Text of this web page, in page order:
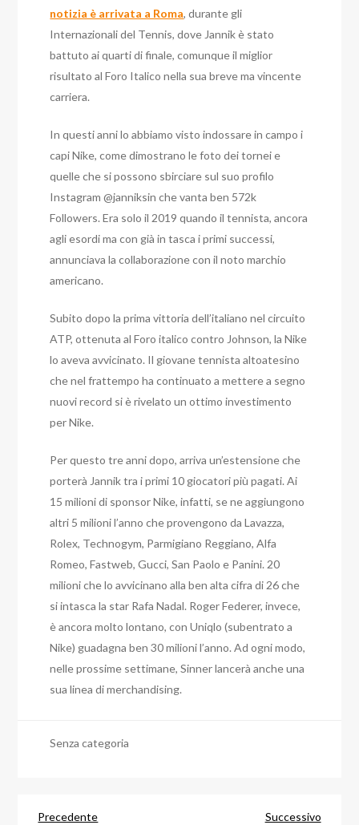
notizia è arrivata a Roma, durante gli
Internazionali del Tennis, dove Jannik è stato
battuto ai quarti di finale, comunque il miglior
risultato al Foro Italico nella sua breve ma vincente
carriera.
In questi anni lo abbiamo visto indossare in campo i
capi Nike, come dimostrano le foto dei tornei e
quelle che si possono sbirciare sul suo profilo
Instagram @janniksin che vanta ben 572k
Followers. Era solo il 2019 quando il tennista, ancora
agli esordi ma con già in tasca i primi successi,
annunciava la collaborazione con il noto marchio
americano.
Subito dopo la prima vittoria dell’italiano nel circuito
ATP, ottenuta al Foro italico contro Johnson, la Nike
lo aveva avvicinato. Il giovane tennista altoatesino
che nel frattempo ha continuato a mettere a segno
nuovi record si è rivelato un ottimo investimento
per Nike.
Per questo tre anni dopo, arriva un’estensione che
porterà Jannik tra i primi 10 giocatori più pagati. Ai
15 milioni di sponsor Nike, infatti, se ne aggiungono
altri 5 milioni l’anno che provengono da Lavazza,
Rolex, Technogym, Parmigiano Reggiano, Alfa
Romeo, Fastweb, Gucci, San Paolo e Panini. 20
milioni che lo avvicinano alla ben alta cifra di 26 che
si intasca la star Rafa Nadal. Roger Federer, invece,
è ancora molto lontano, con Uniqlo (subentrato a
Nike) guadagna ben 30 milioni l’anno. Ad ogni modo,
nelle prossime settimane, Sinner lancerà anche una
sua linea di merchandising.
Senza categoria
Articolo
Precedente Successivo